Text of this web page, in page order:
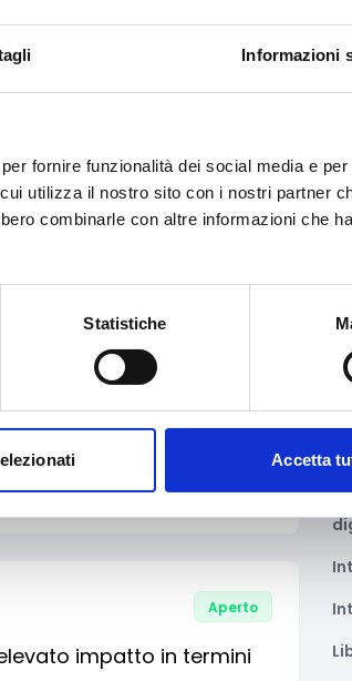
Informazioni
fornire funzionalità dei social media e
utilizza il nostro sito con i nostri partner
combinarle con altre informazioni che
Statistiche
Accetta
Enti pubblici
Aperto
materiali subiti dalle
Startup Innovative
Bandi regionali / locali
Aperto
impatto in termini